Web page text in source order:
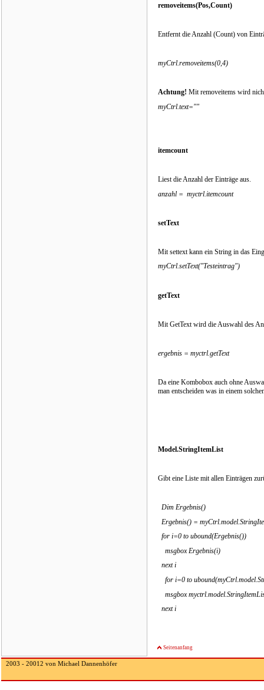
removeitems(Pos,Count)
Entfernt die Anzahl (Count) von
myCtrl.removeitems(0,4)
Achtung! Mit removeitems wird
myCtrl.text=""
itemcount
Liest die Anzahl der Einträge aus.
anzahl = myctrl.itemcount
setText
Mit settext kann ein String in das
myCtrl.setText("Testeintrag")
getText
Mit GetText wird die Auswahl des
ergebnis = myctrl.getText
Da eine Kombobox auch ohne
man entscheiden was in einem
Model.StringItemList
Gibt eine Liste mit allen Einträgen
Dim Ergebnis()
Ergebnis() =
for i=0 to ubound(Ergebnis())
msgbox Ergebnis(i)
next i
for i=0 to
msgbox
next i
Seitenanfang
2003 - 20012 von Michael Dannenhöfer